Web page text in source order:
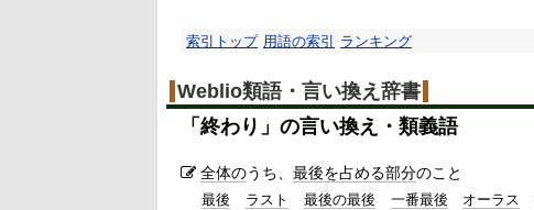
索引トップ 用語の索引 ランキング
Weblio類語・言い換え辞書
「 終わり 」の言い換え・類義語
全体のうち、 最後を占める部分のこと
最後 ラスト 最後の最後 一番最後 オーラス